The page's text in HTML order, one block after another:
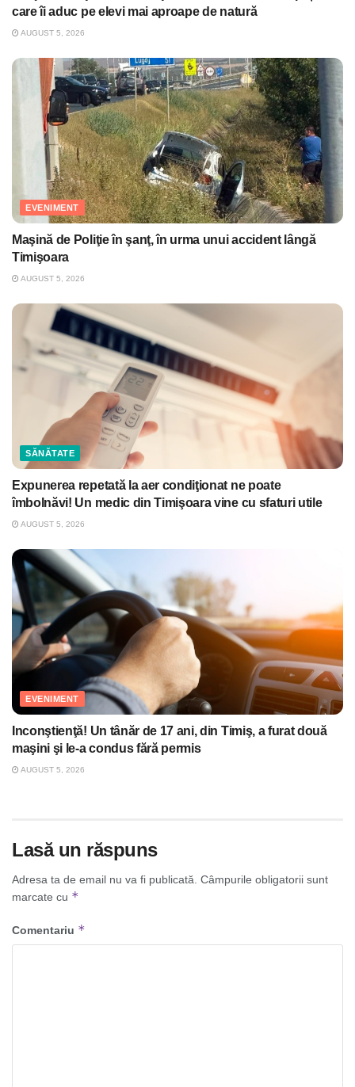
care îi aduc pe elevi mai aproape de natură
AUGUST 5, 2026
EVENIMENT
Maşină de Poliţie în şanţ, în urma unui accident lângă
Timişoara
AUGUST 5, 2026
SĂNĂTATE
Expunerea repetată la aer condiţionat ne poate
îmbolnăvi! Un medic din Timişoara vine cu sfaturi utile
AUGUST 5, 2026
EVENIMENT
Inconştienţă! Un tânăr de 17 ani, din Timiş, a furat două
maşini şi le-a condus fără permis
AUGUST 5, 2026
Lasă un răspuns
Adresa ta de email nu va fi publicată. Câmpurile obligatorii sunt
marcate cu *
Comentariu *